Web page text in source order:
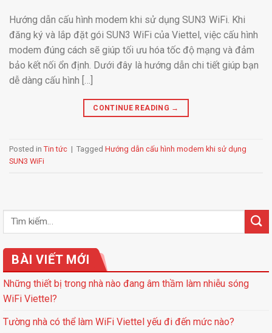
Hướng dẫn cấu hình modem khi sử dụng SUN3 WiFi. Khi
đăng ký và lắp đặt gói SUN3 WiFi của Viettel, việc cấu hình
modem đúng cách sẽ giúp tối ưu hóa tốc độ mạng và đảm
bảo kết nối ổn định. Dưới đây là hướng dẫn chi tiết giúp bạn
dễ dàng cấu hình […]
CONTINUE READING →
Posted in Tin tức | Tagged Hướng dẫn cấu hình modem khi sử dụng
SUN3 WiFi
BÀI VIẾT MỚI
Những thiết bị trong nhà nào đang âm thầm làm nhiễu sóng
WiFi Viettel?
Tường nhà có thể làm WiFi Viettel yếu đi đến mức nào?